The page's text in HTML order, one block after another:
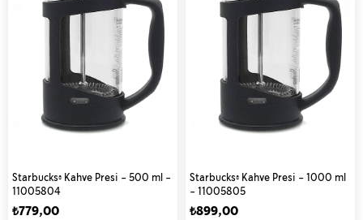
Starbucks® Kahve Presi - 500 ml -
11005804
₺779,00
Starbucks® Kahve Presi - 1000 ml
- 11005805
₺899,00